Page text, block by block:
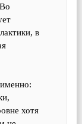
в
хотя